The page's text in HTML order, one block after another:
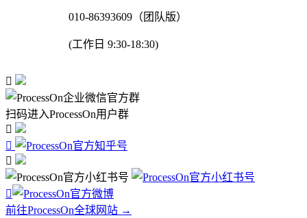
010-86393609（团队版）
(工作日 9:30-18:30)

扫码进入ProcessOn用户群




前往ProcessOn全球网站 →